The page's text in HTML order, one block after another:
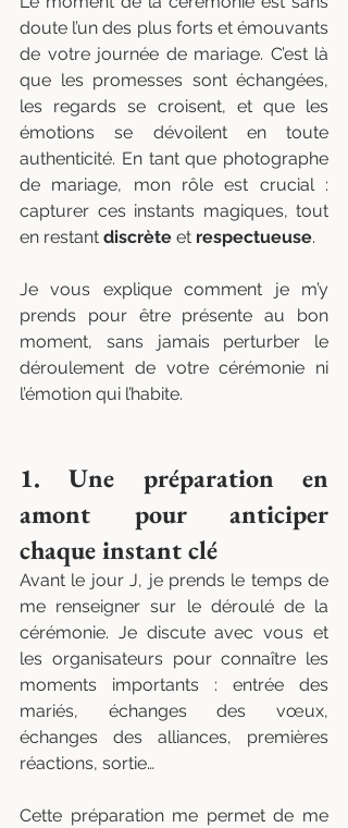
doute l’un des plus forts et émouvants
de votre journée de mariage. C’est là
que les promesses sont échangées,
les regards se croisent, et que les
émotions se dévoilent en toute
authenticité. En tant que photographe
de mariage, mon rôle est crucial :
capturer ces instants magiques, tout
en restant discrète et respectueuse.
Je vous explique comment je m’y
prends pour être présente au bon
moment, sans jamais perturber le
déroulement de votre cérémonie ni
l’émotion qui l’habite.
1. Une préparation en
amont pour anticiper
chaque instant clé
Avant le jour J, je prends le temps de
me renseigner sur le déroulé de la
cérémonie. Je discute avec vous et
les organisateurs pour connaître les
moments importants : entrée des
mariés, échanges des vœux,
échanges des alliances, premières
réactions, sortie…
Cette préparation me permet de me